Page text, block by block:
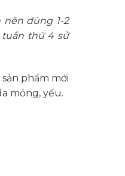
nên dùng 1-2
tuần thứ 4 sử
phẩm mới
mỏng, yếu.